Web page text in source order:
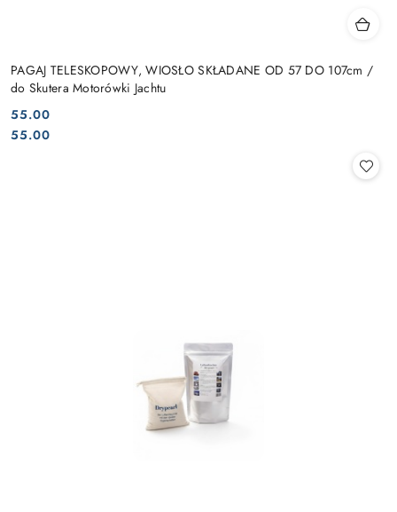
PAGAJ TELESKOPOWY, WIOSŁO SKŁADANE OD 57 DO 107cm /
do Skutera Motorówki Jachtu
Cena:
55.00
Cena:
55.00